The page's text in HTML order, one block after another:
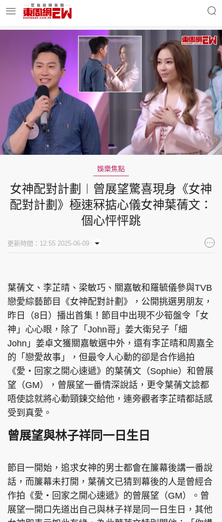
明星名人 時事財經
東周Ladies 優享生活
東周食玩通 會員活動
玄學靈異 東周專欄
東周刊 cazbuyer 東Touch
PCM 電腦廣場 星島頭條 星島日報
頭條日報 星島環球 The Standard
親子王 Oh!爸媽 JobMarket
頭條搵工 EDUPLUS
娛樂焦點
女神配對計劃︱曾展望驚喜現身《女神
配對計劃》極速冧掂心儀女神葉蒨文：
個心怦怦跳
更新時間：12:55 2025-06-09
葉蒨文、李芷晴、梁敏巧、關嘉敏和羅毓儀參與TVB
戀愛綜藝節目《女神配對計劃》，公開挑選男朋友，
昨日（8日）播出首集！節目中出現不少筍盤令「女
神」心心眼，除了「John哥」姜大衛兒子「細
John」姜卓文獲關嘉敏選中外，還有李芷晴和周嘉全
的「戀愛故事」，但最令人心動的卻是合作過拍
《愛‧回家之開心速遞》的葉蒨文（Sophie）和曾展
望（GM），曾展望一番情深說話，更令葉蒨文諗都
唔使諗就將心動頸鍊交給他，連旁觀者李芷晴都話感
受到真愛。
曾展望與林子祥同一日生日
節目一開始，追求女神的男士都會在簾幕後講一番說
話，而簾幕未打開，葉蒨文已猜到幕後的人是曾經合
作拍《愛‧回家之開心速遞》的曾展望（GM）。曾
展望一開口先道出自己與林子祥是同一日生日，其他